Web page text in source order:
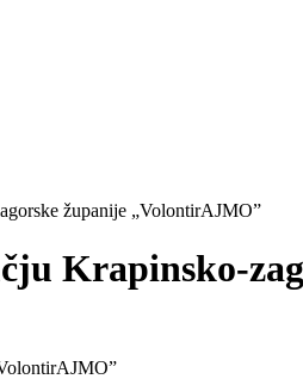
županije „VolontirAJMO”
Krapinsko-